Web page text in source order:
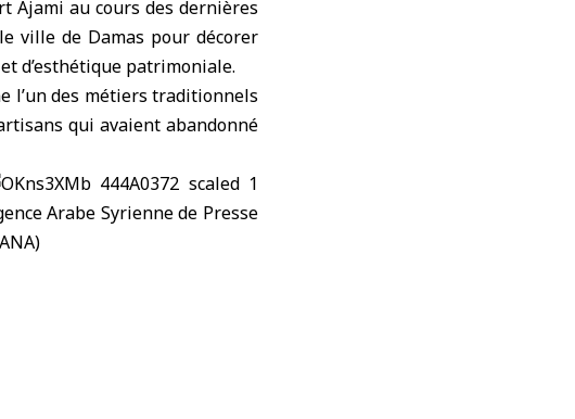
Ajami au cours des dernières
ville de Damas pour décorer
d’esthétique patrimoniale.
l’un des métiers traditionnels
qui avaient abandonné